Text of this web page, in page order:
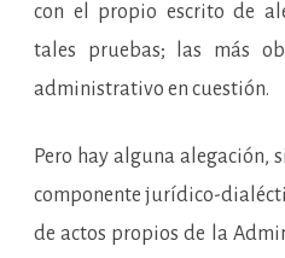
con el propio escrito de
tales pruebas; las más
administrativo en cuestión.
Pero hay alguna alegación,
componente jurídico-
de actos propios de la